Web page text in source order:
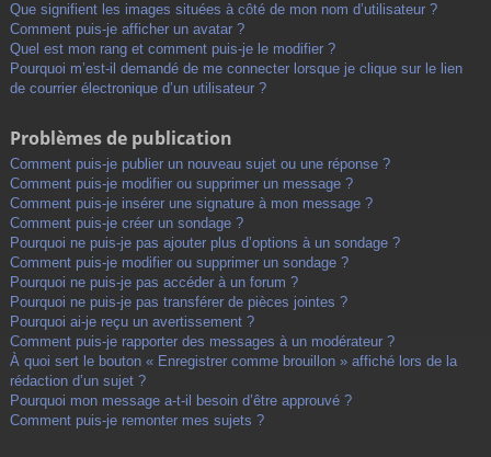
Que signifient les images situées à côté de mon nom d’utilisateur ?
Comment puis-je afficher un avatar ?
Quel est mon rang et comment puis-je le modifier ?
Pourquoi m’est-il demandé de me connecter lorsque je clique sur le lien
de courrier électronique d’un utilisateur ?
Problèmes de publication
Comment puis-je publier un nouveau sujet ou une réponse ?
Comment puis-je modifier ou supprimer un message ?
Comment puis-je insérer une signature à mon message ?
Comment puis-je créer un sondage ?
Pourquoi ne puis-je pas ajouter plus d’options à un sondage ?
Comment puis-je modifier ou supprimer un sondage ?
Pourquoi ne puis-je pas accéder à un forum ?
Pourquoi ne puis-je pas transférer de pièces jointes ?
Pourquoi ai-je reçu un avertissement ?
Comment puis-je rapporter des messages à un modérateur ?
À quoi sert le bouton « Enregistrer comme brouillon » affiché lors de la
rédaction d’un sujet ?
Pourquoi mon message a-t-il besoin d’être approuvé ?
Comment puis-je remonter mes sujets ?